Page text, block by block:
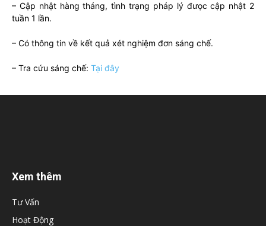
– Cập nhật hàng tháng, tình trạng pháp lý đưọc cập nhật 2
tuần 1 lần.
– Có thông tin về kết quả xét nghiệm đơn sáng chế.
– Tra cứu sáng chế: Tại đây
Xem thêm
Tư Vấn
Hoạt Động